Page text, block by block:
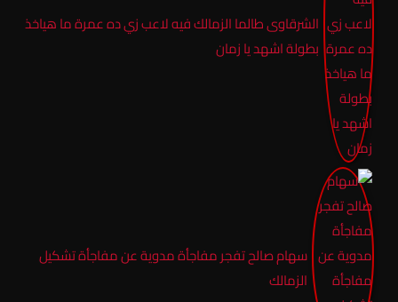
الشرقاوى طالما الزمالك فيه لاعب زي ده عمرة ما هياخذ
بطولة اشهد يا زمان
سهام صالح تفجر مفاجأة مدوية عن مفاجأة تشكيل
الزمالك